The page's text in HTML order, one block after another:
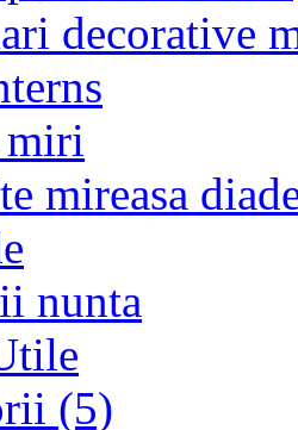
decorative
miri
mireasa
nunta
(5)